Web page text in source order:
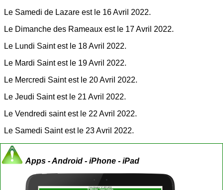
Le Samedi de Lazare est le 16 Avril 2022.
Le Dimanche des Rameaux est le 17 Avril 2022.
Le Lundi Saint est le 18 Avril 2022.
Le Mardi Saint est le 19 Avril 2022.
Le Mercredi Saint est le 20 Avril 2022.
Le Jeudi Saint est le 21 Avril 2022.
Le Vendredi saint est le 22 Avril 2022.
Le Samedi Saint est le 23 Avril 2022.
Apps - Android - iPhone - iPad